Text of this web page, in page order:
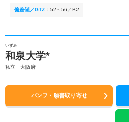
偏差値／GTZ ： 52～56／B2
いずみ
和泉大学*
私立 大阪府
パンフ・願書取り寄せ